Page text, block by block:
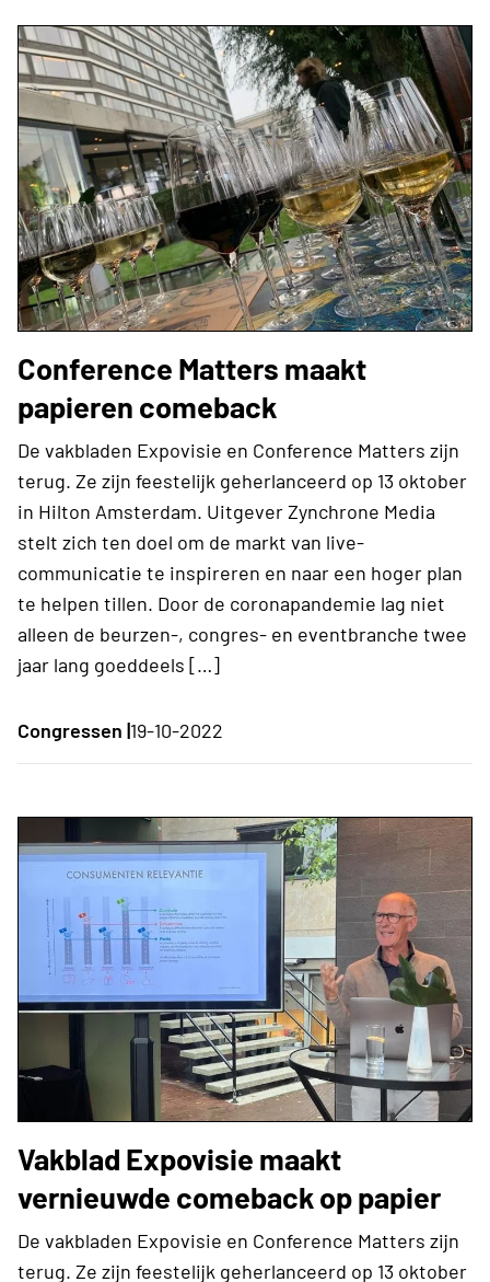
Conference Matters maakt
papieren comeback
De vakbladen Expovisie en Conference Matters zijn
terug. Ze zijn feestelijk geherlanceerd op 13 oktober
in Hilton Amsterdam. Uitgever Zynchrone Media
stelt zich ten doel om de markt van live-
communicatie te inspireren en naar een hoger plan
te helpen tillen. Door de coronapandemie lag niet
alleen de beurzen-, congres- en eventbranche twee
jaar lang goeddeels […]
Congressen |19-10-2022
Vakblad Expovisie maakt
vernieuwde comeback op papier
De vakbladen Expovisie en Conference Matters zijn
terug. Ze zijn feestelijk geherlanceerd op 13 oktober